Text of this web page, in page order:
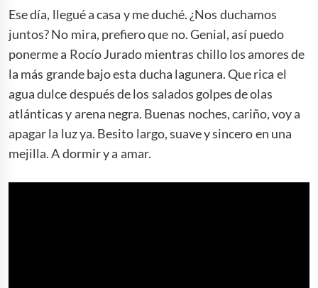
Ese día, llegué a casa y me duché. ¿Nos duchamos
juntos? No mira, prefiero que no. Genial, así puedo
ponerme a Rocío Jurado mientras chillo los amores de
la más grande bajo esta ducha lagunera. Que rica el
agua dulce después de los salados golpes de olas
atlánticas y arena negra. Buenas noches, cariño, voy a
apagar la luz ya. Besito largo, suave y sincero en una
mejilla. A dormir y a amar.